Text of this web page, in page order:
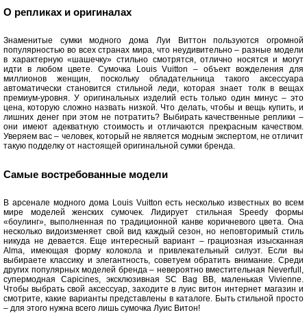
О репликах и оригиналах
Знаменитые сумки модного дома Луи Виттон пользуются огромной
популярностью во всех странах мира, что неудивительно – разные модели
в характерную «шашечку» стильно смотрятся, отлично носятся и могут
идти в любом цвете. Сумочка Louis Vuitton – объект вожделения для
миллионов женщин, поскольку обладательница такого аксессуара
автоматически становится стильной леди, которая знает толк в вещах
премиум-уровня. У оригинальных изделий есть только один минус – это
цена, которую сложно назвать низкой. Что делать, чтобы и вещь купить, и
лишних денег при этом не потратить? Выбирать качественные реплики –
они имеют адекватную стоимость и отличаются прекрасным качеством.
Уверяем вас – человек, который не является модным экспертом, не отличит
такую подделку от настоящей оригинальной сумки бренда.
Самые востребованные модели
В арсенале модного дома Louis Vuitton есть несколько известных во всем
мире моделей женских сумочек. Лидирует стильная Speedy формы
«боулинг», выполненная по традиционной канве коричневого цвета. Она
несколько видоизменяет свой вид каждый сезон, но неповторимый стиль
никуда не девается. Еще интересный вариант – грациозная изысканная
Alma, имеющая форму колокола и привлекательный силуэт. Если вы
выбираете классику и элегантность, советуем обратить внимание. Среди
других популярных моделей бренда – невероятно вместительная Neverfull,
супермодная Capicines, эксклюзивная SC Bag BB, маленькая Vivienne.
Чтобы выбрать свой аксессуар, заходите в луис витон интернет магазин и
смотрите, какие варианты представлены в каталоге. Быть стильной просто
– для этого нужна всего лишь сумочка Луис Витон!